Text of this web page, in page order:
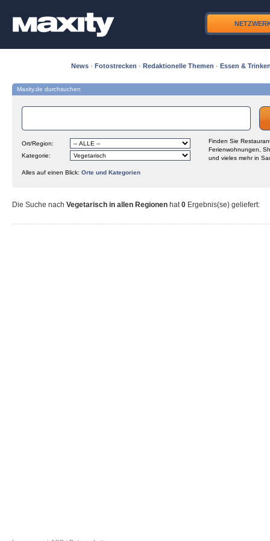
News · Fotostrecken · Redaktionelle Themen · Essen &
Maxity.de durchsuchen
Ort/Region:
Kategorie:
Finden Sie
Ferienwohnungen,
und vieles mehr in
Alles auf einen Blick: Orte und Kategorien
Die Suche nach Vegetarisch in allen Regionen hat0 Ergebnis(se) geliefert: